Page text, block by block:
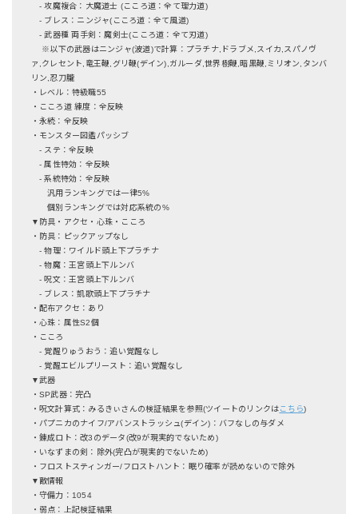
- 攻魔複合：大魔道士 (こころ道：全て理力道)
- ブレス：ニンジャ(こころ道：全て風道)
- 武器種 両手剣：魔剣士(こころ道：全て刃道)
※以下の武器はニンジャ(波道)で計算：プラチナ,ドラブメ,スイカ,スパノヴ
ァ,クレセント,竜王鞭,グリ鞭(デイン),ガルーダ,世界樹鞭,暗黒鞭,ミリオン,タンバ
リン,忍刀朧
・レベル：特級職55
・こころ道 練度：全反映
・永続：全反映
・モンスター図鑑パッシブ
- ステ：全反映
- 属性特効：全反映
- 系統特効：全反映
汎用ランキングでは一律5%
個別ランキングでは対応系統の%
▼防具・アクセ・心珠・こころ
・防具：ピックアップなし
- 物理：ワイルド頭上下プラチナ
- 物魔：王宮頭上下ルンバ
- 呪文：王宮頭上下ルンバ
- ブレス：凱歌頭上下プラチナ
・配布アクセ：あり
・心珠：属性S2個
・こころ
- 覚醒りゅうおう：追い覚醒なし
- 覚醒エビルプリースト：追い覚醒なし
▼武器
・SP武器：完凸
・呪文計算式：みるきぃさんの検証結果を参照(ツイートのリンクはこちら)
・パプニカのナイフ/アバンストラッシュ(デイン)：バフなしの与ダメ
・錬成ロト：改3のデータ(改9が現実的でないため)
・いなずまの剣：除外(完凸が現実的でないため)
・フロストスティンガー/フロストハント：眠り確率が読めないので除外
▼敵情報
・守備力：1054
・弱点：上記検証結果